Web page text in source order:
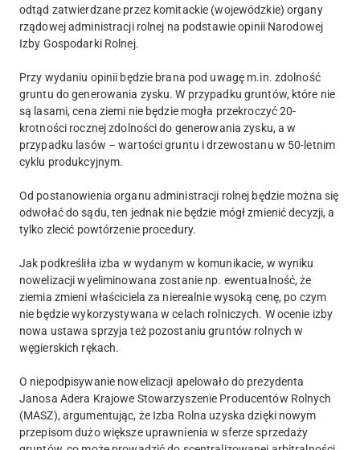
odtąd zatwierdzane przez komitackie (wojewódzkie) organy
rządowej administracji rolnej na podstawie opinii Narodowej
Izby Gospodarki Rolnej.
Przy wydaniu opinii będzie brana pod uwagę m.in. zdolność
gruntu do generowania zysku. W przypadku gruntów, które nie
są lasami, cena ziemi nie będzie mogła przekroczyć 20-
krotności rocznej zdolności do generowania zysku, a w
przypadku lasów – wartości gruntu i drzewostanu w 50-letnim
cyklu produkcyjnym.
Od postanowienia organu administracji rolnej będzie można się
odwołać do sądu, ten jednak nie będzie mógł zmienić decyzji, a
tylko zlecić powtórzenie procedury.
Jak podkreśliła izba w wydanym w komunikacie, w wyniku
nowelizacji wyeliminowana zostanie np. ewentualność, że
ziemia zmieni właściciela za nierealnie wysoką cenę, po czym
nie będzie wykorzystywana w celach rolniczych. W ocenie izby
nowa ustawa sprzyja też pozostaniu gruntów rolnych w
węgierskich rękach.
O niepodpisywanie nowelizacji apelowało do prezydenta
Janosa Adera Krajowe Stowarzyszenie Producentów Rolnych
(MASZ), argumentując, że Izba Rolna uzyska dzięki nowym
przepisom dużo większe uprawnienia w sferze sprzedaży